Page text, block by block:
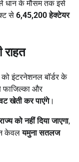
के मौसम तक इसे
से 6,45,200 हेक्टेयर
राहत
इंटरनेशनल बॉर्डर के
और
खेती कर पाएंगे।
को नहीं दिया जाएगा,
केवलयमुना सतलज